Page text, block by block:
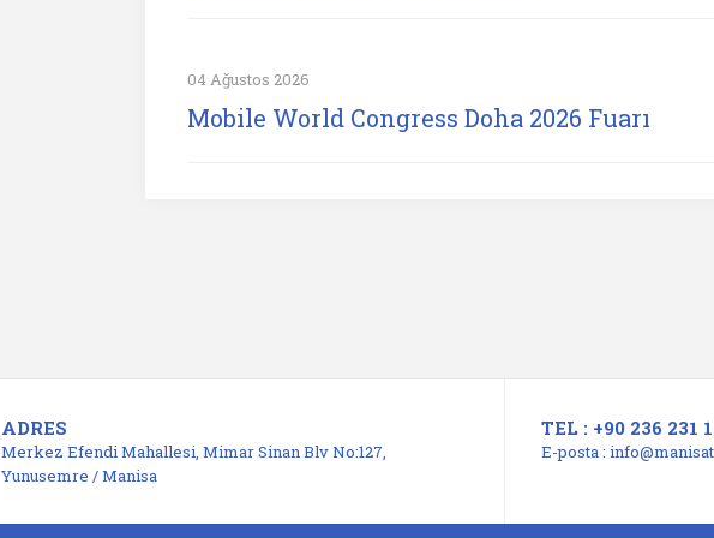
04 Ağustos 2026
Mobile World Congress Doha 2026 Fuarı
ADRES
Merkez Efendi Mahallesi, Mimar Sinan Blv No:127,
Yunusemre / Manisa
TEL : +90 236 231
E-posta :